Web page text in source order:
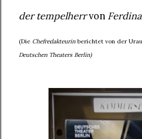
der tempelherrvon
(Die Chefredakteurin berichtet von der
Deutschen Theaters Berlin)